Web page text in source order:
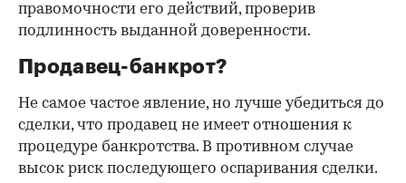
правомочности его действий, проверив
подлинность выданной доверенности.
Продавец-банкрот?
Не самое частое явление, но лучше убедиться до
сделки, что продавец не имеет отношения к
процедуре банкротства. В противном случае
высок риск последующего оспаривания сделки.